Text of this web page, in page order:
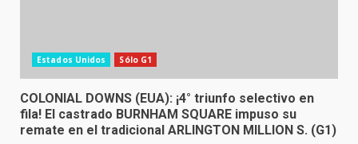
Estados Unidos Sólo G1
COLONIAL DOWNS (EUA): ¡4° triunfo selectivo en
fila! El castrado BURNHAM SQUARE impuso su
remate en el tradicional ARLINGTON MILLION S. (G1)